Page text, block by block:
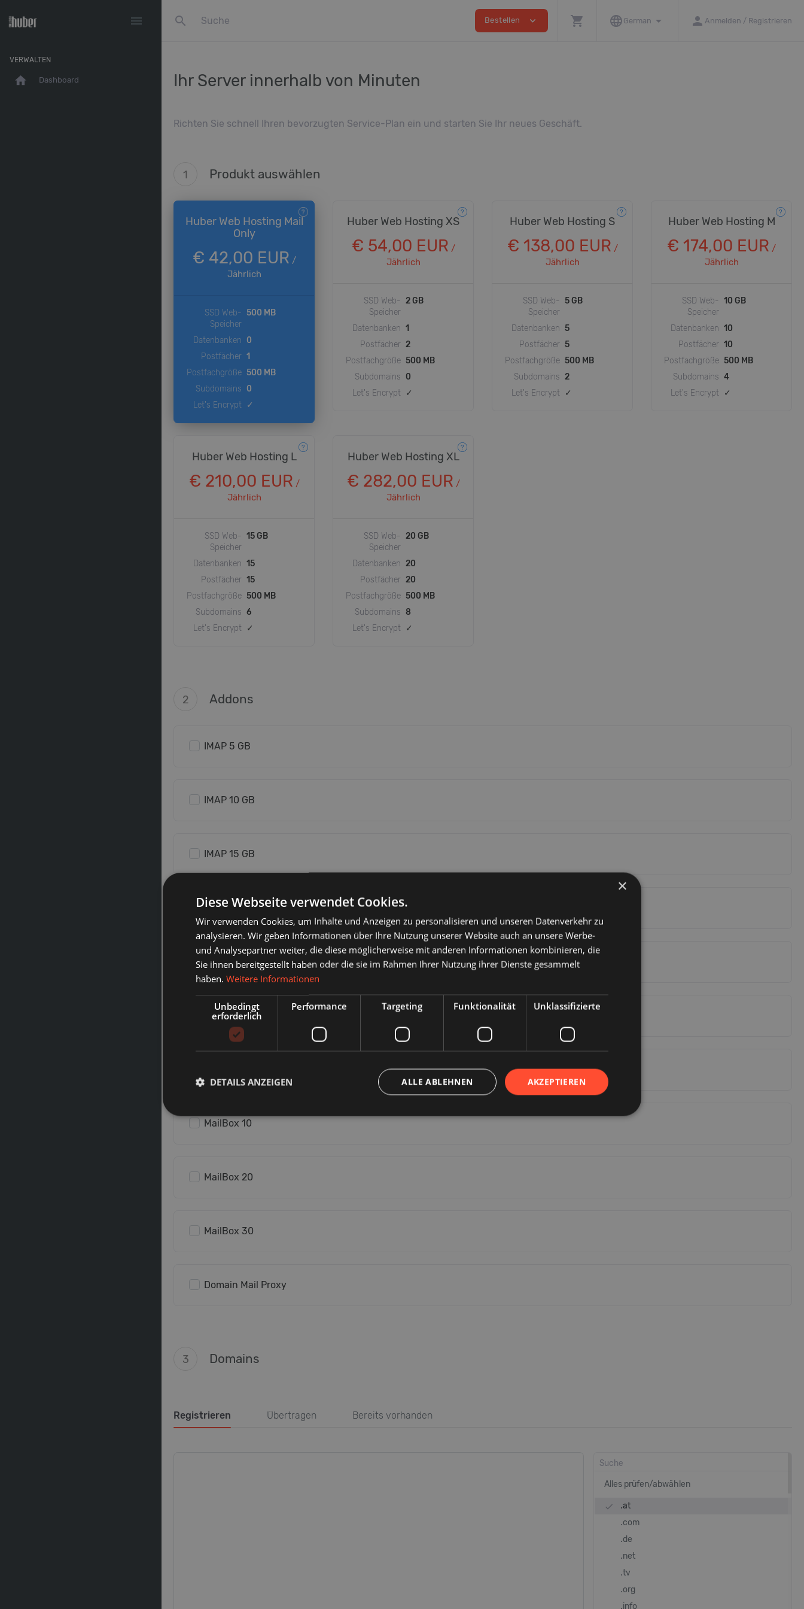
menu search Bestellen expand_more shopping_cart language German arrow_drop_down person Anmelden / Registrieren
VERWALTEN
home Dashboard Ihr Server innerhalb von Minuten
Richten Sie schnell Ihren bevorzugten Service-Plan ein und starten Sie Ihr neues Geschäft.
1 Produkt auswählen
Huber Web Hosting Mail
Only
€ 42,00 EUR /
Jährlich
SSD Web-
Speicher
500 MB
Datenbanken
0
Postfächer 1
Postfachgröße 500 MB
Subdomains
0
Let's Encrypt
✓
Huber Web Hosting XS
€ 54,00 EUR /
Jährlich
SSD Web-
Speicher
2 GB
Datenbanken 1
Postfächer 2
Postfachgröße 500 MB
Subdomains
0
Let's Encrypt
✓
Huber Web Hosting S
€ 138,00 EUR /
Jährlich
SSD Web-
Speicher
5 GB
Datenbanken 5
Postfächer 5
Postfachgröße 500 MB
Subdomains 2
Let's Encrypt
✓
Huber Web Hosting M
€ 174,00 EUR /
Jährlich
SSD Web-
Speicher
10 GB
Datenbanken 10
Postfächer 10
Postfachgröße 500 MB
Subdomains 4
Let's Encrypt
✓
Huber Web Hosting L
€ 210,00 EUR /
Jährlich
SSD Web-
Speicher
15 GB
Datenbanken 15
Postfächer 15
Postfachgröße 500 MB
Subdomains 6
Let's Encrypt
✓
Huber Web Hosting XL
€ 282,00 EUR /
Jährlich
SSD Web-
Speicher
20 GB
Datenbanken 20
Postfächer 20
Postfachgröße 500 MB
Subdomains 8
Let's Encrypt
✓
2 Addons
IMAP 5 GB
IMAP 10 GB
IMAP 15 GB
IMAP 30 GB
IMAP 50 GB
IMAP 80 GB
MailBox 10
MailBox 20
MailBox 30
Domain Mail Proxy
3 Domains
Registrieren Übertragen Bereits vorhanden
Alles prüfen/abwählen
done
.at
.com
.de
.net
.tv
.org
.info
×
Diese Webseite verwendet Cookies.
Wir verwenden Cookies, um Inhalte und Anzeigen zu personalisieren und unseren Datenverkehr zu
analysieren. Wir geben Informationen über Ihre Nutzung unserer Website auch an unsere Werbe-
und Analysepartner weiter, die diese möglicherweise mit anderen Informationen kombinieren, die
Sie ihnen bereitgestellt haben oder die sie im Rahmen Ihrer Nutzung ihrer Dienste gesammelt
haben. Weitere Informationen
Unbedingt
erforderlich
Performance Targeting Funktionalität Unklassifizierte
AKZEPTIEREN
ALLE ABLEHNEN
DETAILS ANZEIGEN